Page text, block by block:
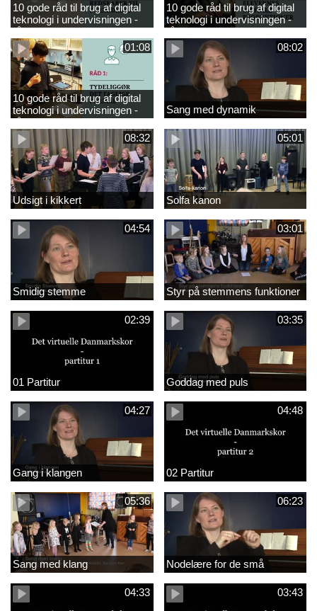
10 gode råd til brug af digital
teknologi i undervisningen -
råd 3
10 gode råd til brug af digital
teknologi i undervisningen -
råd 2
01:08
10 gode råd til brug af digital
teknologi i undervisningen -
råd 1
08:02
Sang med dynamik
08:32
Udsigt i kikkert
05:01
Solfa kanon
04:54
Smidig stemme
03:01
Styr på stemmens funktioner
02:39
01 Partitur
03:35
Goddag med puls
04:27
Gang i klangen
04:48
02 Partitur
05:36
Sang med klang
06:23
Nodelære for de små
04:33 03:43